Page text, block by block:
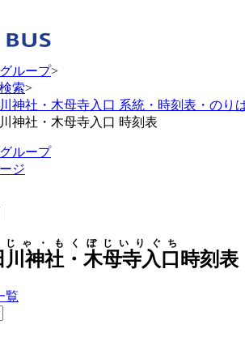
ループ>
索>
川神社・木母寺入口 系統・時刻表・のり
神社・木母寺入口 時刻表
ループ
ジ
川神社・木母寺入口
ゃ・もくぼじいりぐち
時刻表
覧